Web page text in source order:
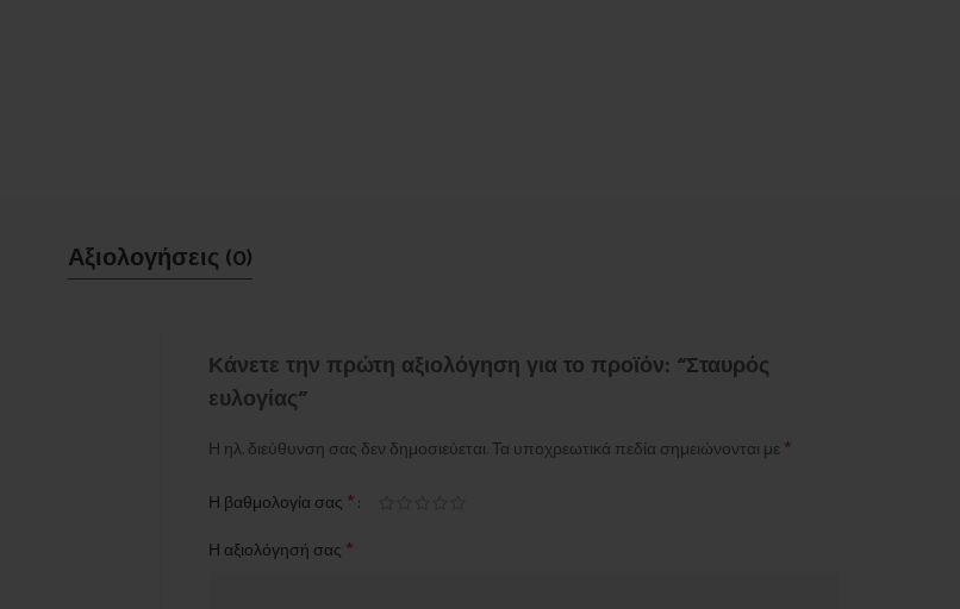
Αξιολογήσεις (0)
Κάνετε την πρώτη αξιολόγηση για το προϊόν: “Σταυρός
ευλογίας”
Η ηλ. διεύθυνση σας δεν δημοσιεύεται.Τα υποχρεωτικά πεδία σημειώνονται με *
Η βαθμολογία σας *
Η αξιολόγησή σας *